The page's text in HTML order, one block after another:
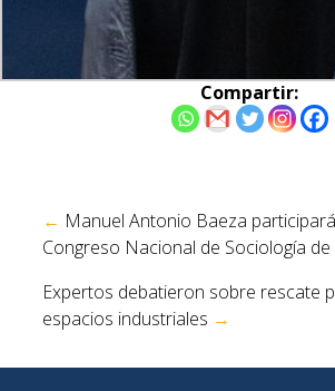
Compartir:
entradas
← Manuel Antonio Baeza
Congreso Nacional de Sociología de
Expertos debatieron sobre rescate
espacios industriales →